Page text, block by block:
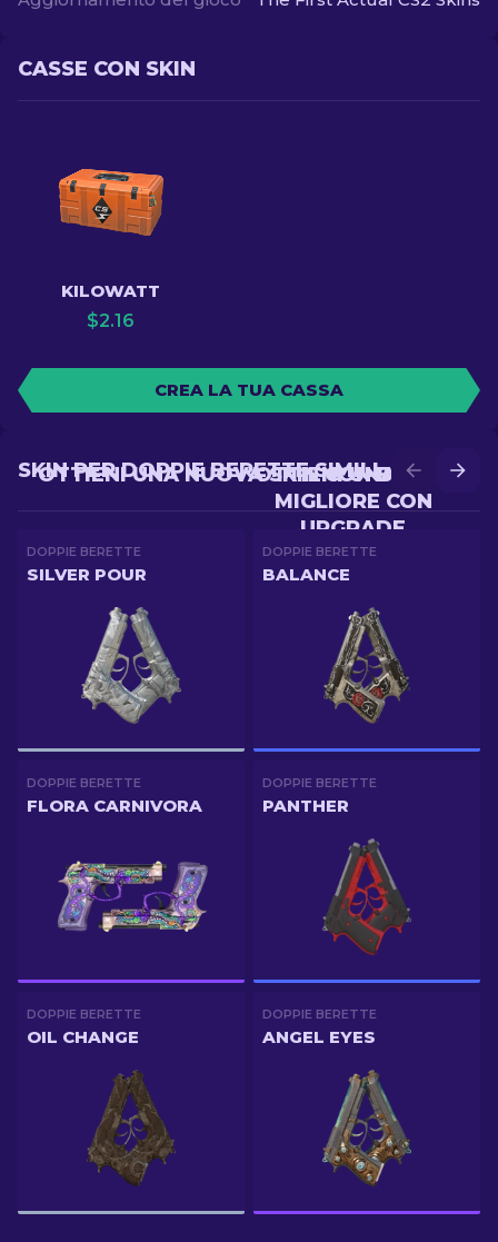
CASSE CON SKIN
KILOWATT
$2.16
CREA LA TUA CASSA
OTTIENI UNA SKIN
MIGLIORE CON
UPGRADE
OTTIENI UNA NUOVA SKIN CON BATTLE
SKIN PER DOPPIE BERETTE SIMILI
DOPPIE BERETTE
SILVER POUR
DOPPIE BERETTE
BALANCE
DOPPIE BERETTE
FLORA CARNIVORA
DOPPIE BERETTE
PANTHER
DOPPIE BERETTE
OIL CHANGE
DOPPIE BERETTE
ANGEL EYES